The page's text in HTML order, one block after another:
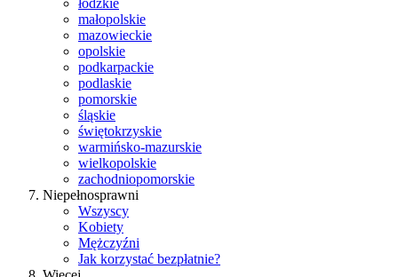
łódzkie
małopolskie
mazowieckie
opolskie
podkarpackie
podlaskie
pomorskie
śląskie
świętokrzyskie
warmińsko-mazurskie
wielkopolskie
zachodniopomorskie
Niepełnosprawni
Wszyscy
Kobiety
Mężczyźni
Jak korzystać bezpłatnie?